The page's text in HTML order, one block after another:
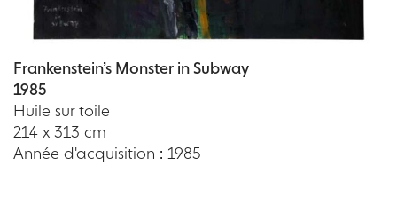
Frankenstein’s Monster in Subway
1985
Huile sur toile
214 x 313 cm
Année d'acquisition : 1985